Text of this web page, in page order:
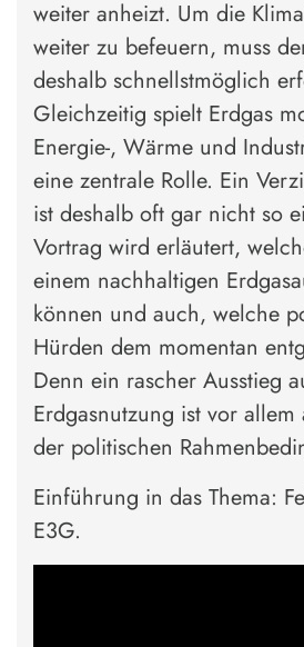
weiter anheizt. Um die
weiter zu befeuern, muss
deshalb schnellstmöglich
Gleichzeitig spielt Erdgas
Energie-, Wärme und
eine zentrale Rolle. Ein
ist deshalb oft gar nicht so
Vortrag wird erläutert,
einem nachhaltigen
können und auch, welche
Hürden dem momentan
Denn ein rascher Ausstieg
Erdgasnutzung ist vor
der politischen
Einführung in das Thema:
E3G.